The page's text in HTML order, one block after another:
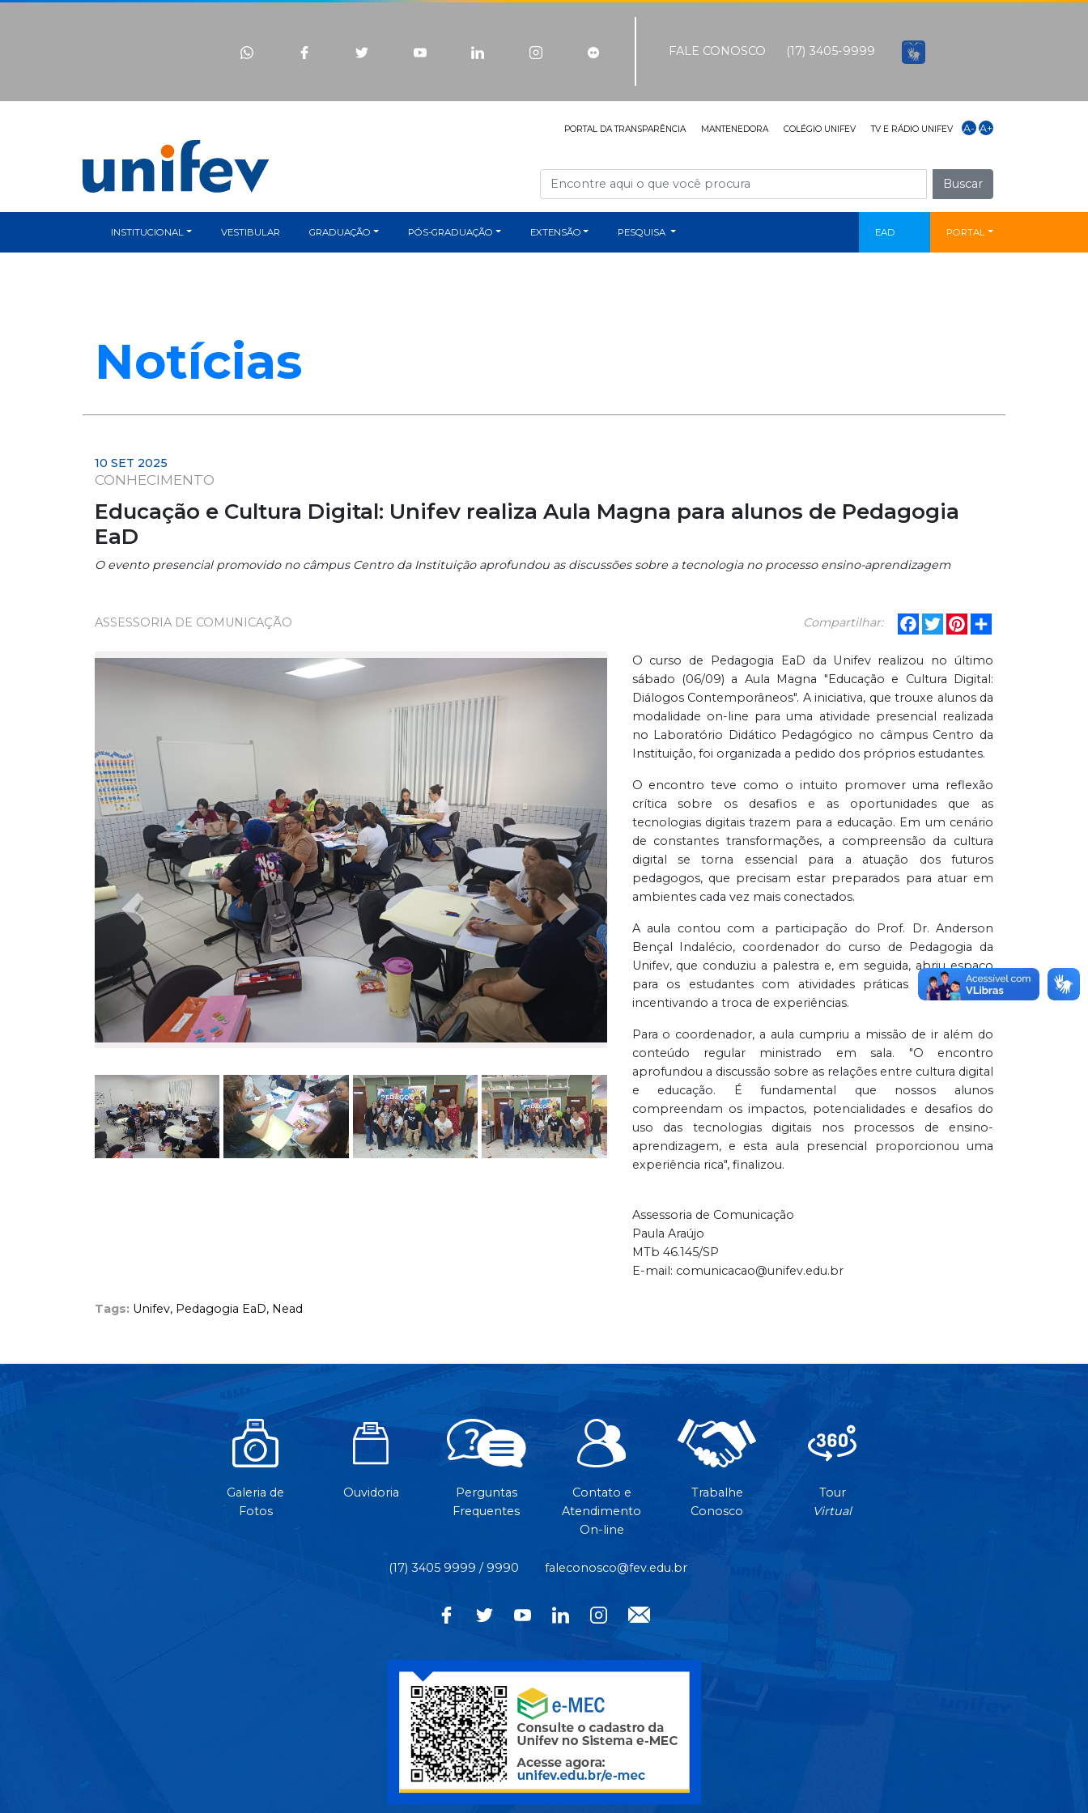
FALE CONOSCO (17) 3405-9999
PORTAL DA TRANSPARÊNCIA MANTENEDORA COLÉGIO UNIFEV TV E RÁDIO UNIFEV A- A+
Buscar
INSTITUCIONAL VESTIBULAR GRADUAÇÃO PÓS-GRADUAÇÃO EXTENSÃO PESQUISA EAD PORTAL
Notícias
10 SET 2025
CONHECIMENTO
Educação e Cultura Digital: Unifev realiza Aula Magna para alunos de Pedagogia
EaD
O evento presencial promovido no câmpus Centro da Instituição aprofundou as discussões sobre a tecnologia no processo ensino-aprendizagem
Compartilhar: Facebook
TwitterPinterest
ASSESSORIA DE COMUNICAÇÃO
Anterior Próxima
O curso de Pedagogia EaD da Unifev realizou no último
sábado (06/09) a Aula Magna "Educação e Cultura Digital:
Diálogos Contemporâneos". A iniciativa, que trouxe alunos da
modalidade on-line para uma atividade presencial realizada
no Laboratório Didático Pedagógico no câmpus Centro da
Instituição, foi organizada a pedido dos próprios estudantes.
O encontro teve como o intuito promover uma reflexão
crítica sobre os desafios e as oportunidades que as
tecnologias digitais trazem para a educação. Em um cenário
de constantes transformações, a compreensão da cultura
digital se torna essencial para a atuação dos futuros
pedagogos, que precisam estar preparados para atuar em
ambientes cada vez mais conectados.
A aula contou com a participação do Prof. Dr. Anderson
Bençal Indalécio, coordenador do curso de Pedagogia da
Unifev, que conduziu a palestra e, em seguida, abriu espaço
para os estudantes com atividades práticas e dinâmicas,
incentivando a troca de experiências.
Para o coordenador, a aula cumpriu a missão de ir além do
conteúdo regular ministrado em sala. "O encontro
aprofundou a discussão sobre as relações entre cultura digital
e educação. É fundamental que nossos alunos
compreendam os impactos, potencialidades e desafios do
uso das tecnologias digitais nos processos de ensino-
aprendizagem, e esta aula presencial proporcionou uma
experiência rica", finalizou.
Assessoria de Comunicação
Paula Araújo
MTb 46.145/SP
E-mail: comunicacao@unifev.edu.br
Tags: Unifev, Pedagogia EaD, Nead
Galeria de
Fotos
Ouvidoria
Perguntas
Frequentes
Contato e
Atendimento
On-line
Trabalhe
Conosco
Tour
Virtual
(17) 3405 9999 / 9990 faleconosco@fev.edu.br